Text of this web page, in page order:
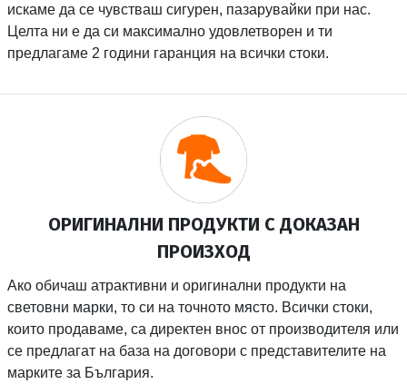
искаме да се чувстваш сигурен, пазарувайки при нас.
Целта ни е да си максимално удовлетворен и ти
предлагаме 2 години гаранция на всички стоки.
ОРИГИНАЛНИ ПРОДУКТИ С ДОКАЗАН
ПРОИЗХОД
Ако обичаш атрактивни и оригинални продукти на
световни марки, то си на точното място. Всички стоки,
които продаваме, са директен внос от производителя или
се предлагат на база на договори с представителите на
марките за България.